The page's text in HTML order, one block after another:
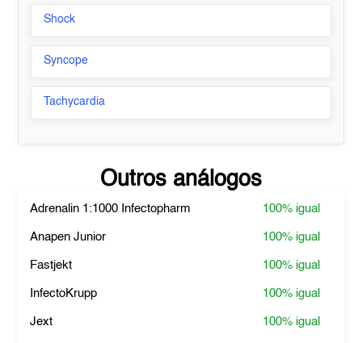
Shock
Syncope
Tachycardia
Outros análogos
Adrenalin 1:1000 Infectopharm 100% igual
Anapen Junior 100% igual
Fastjekt 100% igual
InfectoKrupp 100% igual
Jext 100% igual